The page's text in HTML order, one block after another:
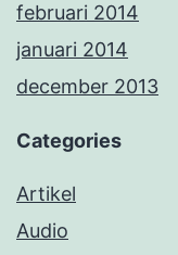
februari 2014
januari 2014
december 2013
Categories
Artikel
Audio